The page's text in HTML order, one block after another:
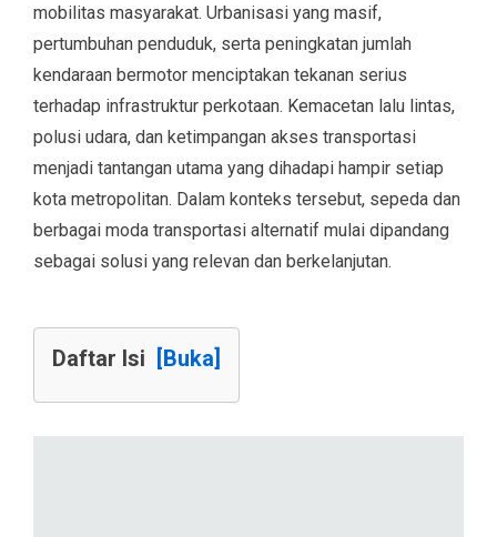
mobilitas masyarakat. Urbanisasi yang masif,
pertumbuhan penduduk, serta peningkatan jumlah
kendaraan bermotor menciptakan tekanan serius
terhadap infrastruktur perkotaan. Kemacetan lalu lintas,
polusi udara, dan ketimpangan akses transportasi
menjadi tantangan utama yang dihadapi hampir setiap
kota metropolitan. Dalam konteks tersebut, sepeda dan
berbagai moda transportasi alternatif mulai dipandang
sebagai solusi yang relevan dan berkelanjutan.
Daftar Isi [Buka]